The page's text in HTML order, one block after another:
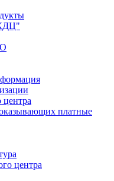
центра
платные
центра